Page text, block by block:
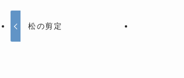
松の剪定